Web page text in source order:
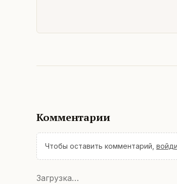
Комментарии
Чтобы оставить комментарий,
Загрузка…